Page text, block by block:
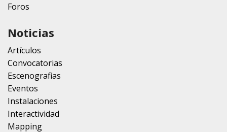
Foros
Noticias
Artículos
Convocatorias
Escenografias
Eventos
Instalaciones
Interactividad
Mapping